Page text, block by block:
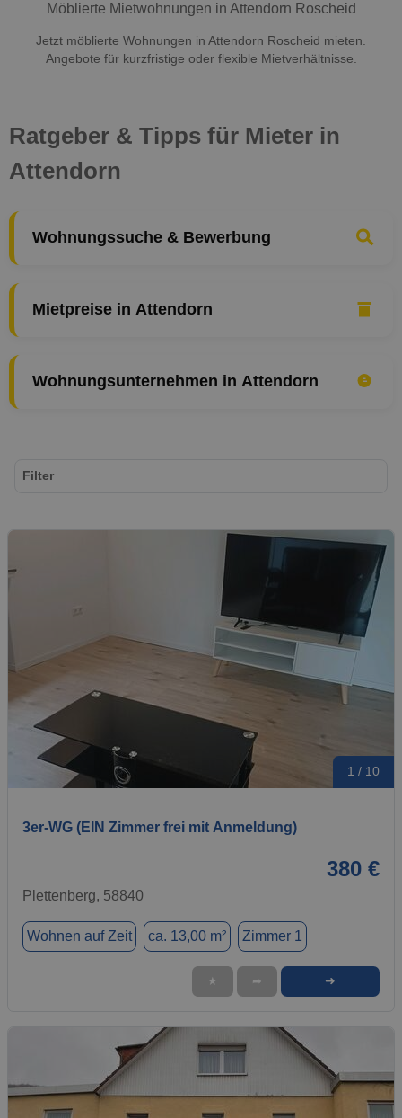
Möblierte Mietwohnungen in Attendorn Roscheid
Jetzt möblierte Wohnungen in Attendorn Roscheid mieten.
Angebote für kurzfristige oder flexible Mietverhältnisse.
Ratgeber & Tipps für Mieter in
Attendorn
Wohnungssuche & Bewerbung
Mietpreise in Attendorn
Wohnungsunternehmen in Attendorn
1 / 10
3er-WG (EIN Zimmer frei mit Anmeldung)
380 €
Plettenberg, 58840
Wohnen auf Zeit ca. 13,00 m² Zimmer 1
★ ➦ ➜
Filter